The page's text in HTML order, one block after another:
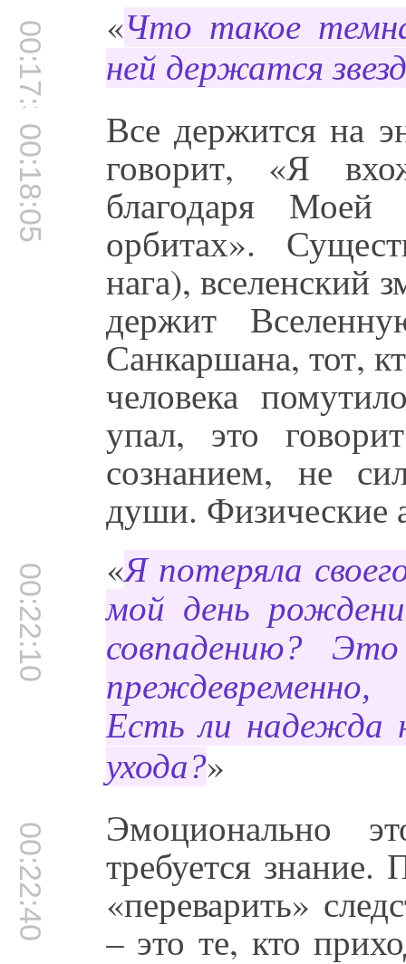
00:17:31 «Что такое
ней держатся
00:18:05 Все держится на
говорит, «Я
благодаря
орбитах».
нага), вселенский
держит
Санкаршана, тот,
человека
упал, это
сознанием, не
души. Физические
00:22:10 «Я потеряла
мой день
совпадению?
преждевременно,
Есть ли надежда
ухода?»
00:22:40 Эмоционально
требуется
«переварить»
– это те, кто